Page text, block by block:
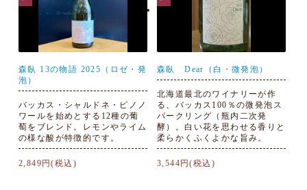
森臥 13の物語 2025（ロゼ・発
泡）
バッカス・シャルドネ・ピノノ
ワールを始めとする12種の葡
萄をブレンド。レモンやライム
の様な酸が特徴的です。
2,849円(税込)
森臥 Dear（白・微発泡）
北海道最北のワイナリーが作
る、バッカス100％の微発泡ス
パークリング（瓶内二次発
酵）。白い花を思わせる香りと
柔らかくふくよかな旨み。
3,544円(税込)